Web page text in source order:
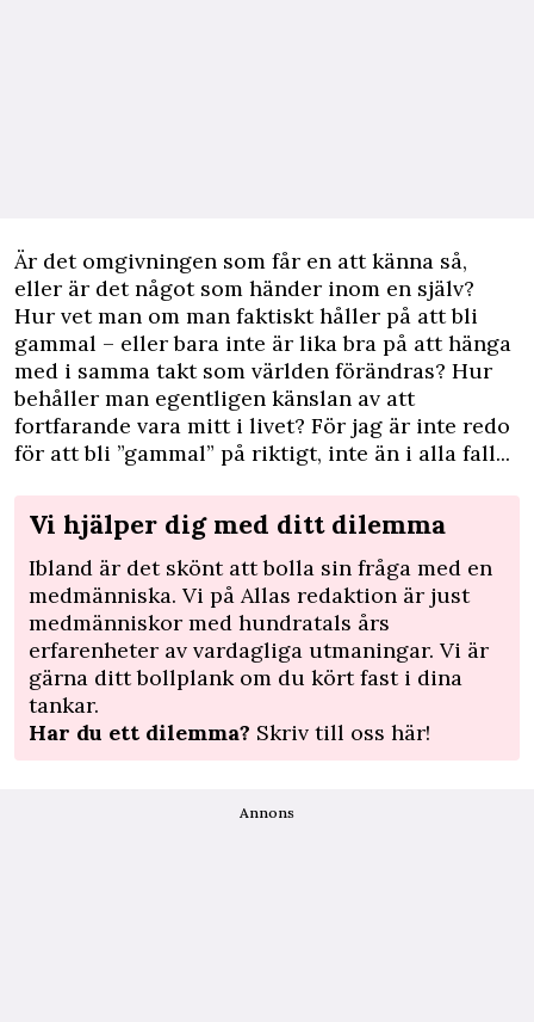
Är det omgivningen som får en att känna så,
eller är det något som händer inom en själv?
Hur vet man om man faktiskt håller på att bli
gammal – eller bara inte är lika bra på att hänga
med i samma takt som världen förändras? Hur
behåller man egentligen känslan av att
fortfarande vara mitt i livet? För jag är inte redo
för att bli ”gammal” på riktigt, inte än i alla fall...
Vi hjälper dig med ditt dilemma
Ibland är det skönt att bolla sin fråga med en
medmänniska. Vi på Allas redaktion är just
medmänniskor med hundratals års
erfarenheter av vardagliga utmaningar. Vi är
gärna ditt bollplank om du kört fast i dina
tankar.
Har du ett dilemma? Skriv till oss här!
Annons